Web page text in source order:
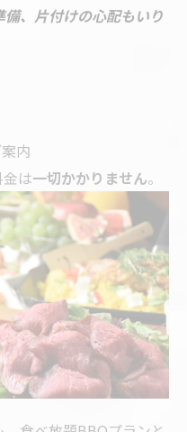
備、片付けの心配もいり
内
は一切かかりません。